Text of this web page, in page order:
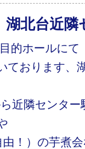
湖北台近
的ホールにて
ております、
近隣センタ
！）の芋煮